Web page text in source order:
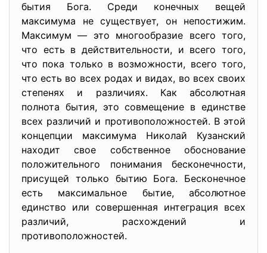
бытия Бога. Среди конечных вещей
максимума не существует, он непостижим.
Максимум — это многообразие всего того,
что есть в действительности, и всего того,
что пока только в возможности, всего того,
что есть во всех родах и видах, во всех своих
степенях и различиях. Как абсолютная
полнота бытия, это совмещение в единстве
всех различий и противоположностей. В этой
концепции максимума Николай Кузанский
находит свое собственное обоснование
положительного понимания бесконечности,
присущей только бытию Бога. Бесконечное
есть максимальное бытие, абсолютное
единство или совершенная интеграция всех
различий, расхождений и
противоположностей.